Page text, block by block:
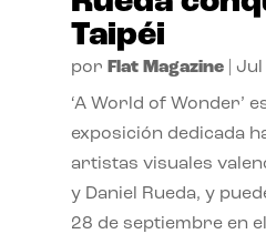
Taipéi
por Flat Magazine| Jul
‘A World of Wonder’
exposición dedicada
artistas visuales
y Daniel Rueda, y
28 de septiembre en